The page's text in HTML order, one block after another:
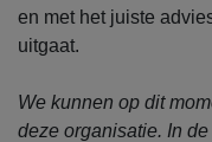
en met het juiste
uitgaat.
We kunnen op dit
deze organisatie. In